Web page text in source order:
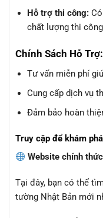
Hỗ trợ thi công:Có
chất lượng thi
Chính Sách Hỗ Trợ:
Tư vấn miễn phí
Cung cấp dịch vụ
Đảm bảo hoàn
Truy cập để khám
Website chính
Tại đây, bạn có thể
tường Nhật Bản mới